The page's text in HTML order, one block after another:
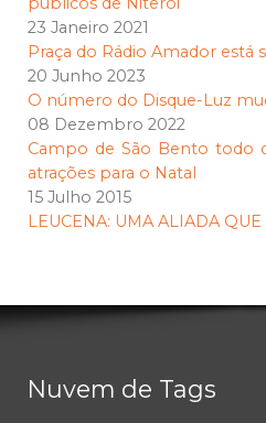
23 Janeiro 2021
Praça do Rádio Amador está
20 Junho 2023
O número do Disque-Luz
08 Dezembro 2022
Campo de São Bento todo
atrações para o Natal
15 Julho 2015
LEUCENA: UMA ALIADA
Nuvem de Tags